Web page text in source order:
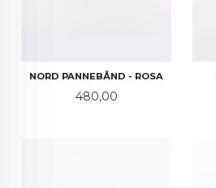
NORD PANNEBÅND - ROSA
Pris
480,00